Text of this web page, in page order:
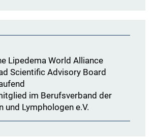
Lipedema World Alliance
Scientific Advisory Board
im Berufsverband der
und Lymphologen e.V.